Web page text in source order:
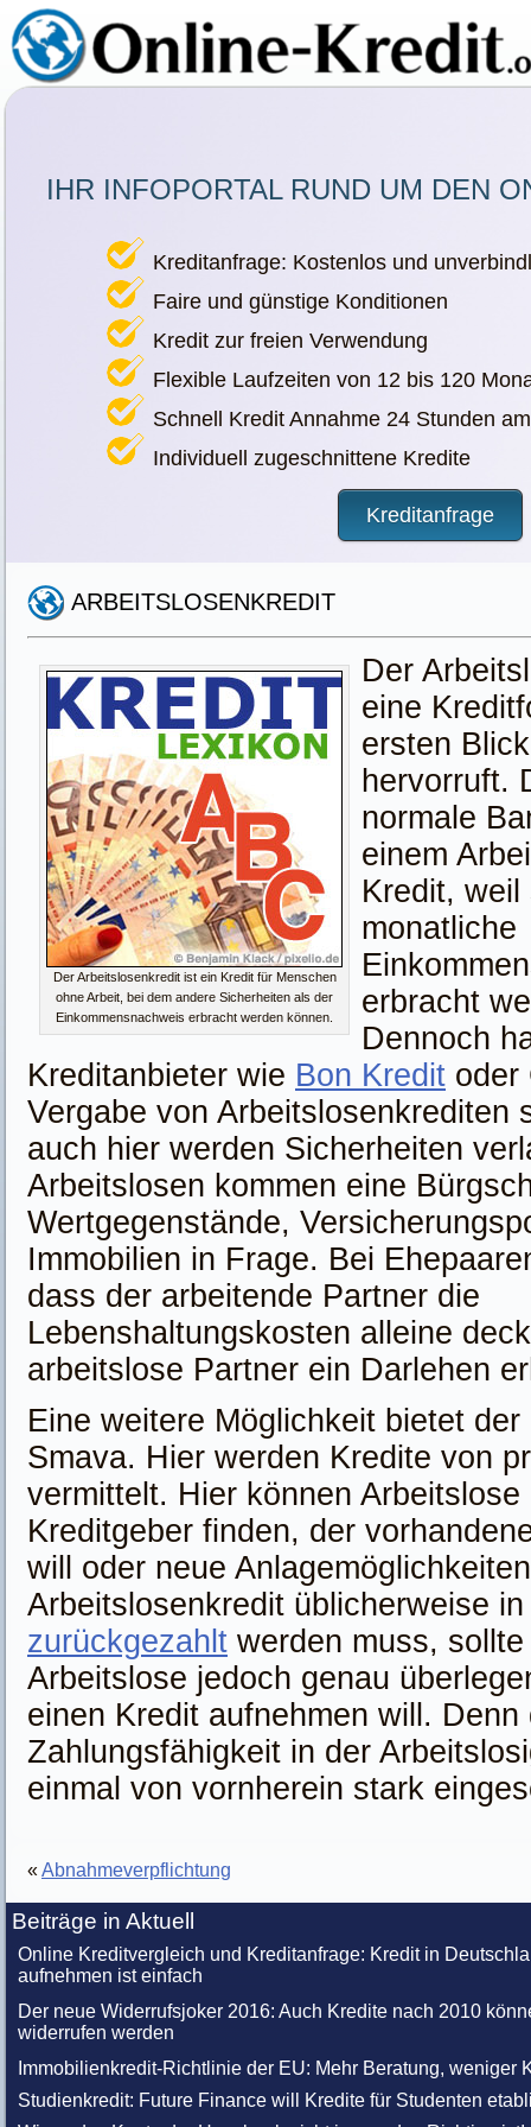
IHR INFOPORTAL RUND UM DEN
Kreditanfrage: Kostenlos und
Faire und günstige Konditionen
Kredit zur freien Verwendung
Flexible Laufzeiten von 12 bis 120
Schnell Kredit Annahme 24 Stunden
Individuell zugeschnittene Kredite
Kreditanfrage
ARBEITSLOSENKREDIT
Der Arbeitslosenkredit ist ein Kredit für Menschen
ohne Arbeit, bei dem andere Sicherheiten als der
Einkommensnachweis erbracht werden können.
Der
eine
ersten
hervorruft.
normale
einem
Kredit,
monatliche
erbracht
Dennoch
Kreditanbieter wie Bon Kredit oder
Vergabe von Arbeitslosenkrediten
auch hier werden Sicherheiten
Arbeitslosen kommen eine
Wertgegenstände,
Immobilien in Frage. Bei
dass der arbeitende Partner die
Lebenshaltungskosten alleine
arbeitslose Partner ein Darlehen
Eine weitere Möglichkeit bietet
Smava. Hier werden Kredite von
vermittelt. Hier können Arbeitslose
Kreditgeber finden, der
will oder neue
Arbeitslosenkredit üblicherweise
zurückgezahlt werden muss,
Arbeitslose jedoch genau
einen Kredit aufnehmen will. Denn
Zahlungsfähigkeit in der
einmal von vornherein stark
«Abnahmeverpflichtung
Beiträge in Aktuell
Online Kreditvergleich und Kreditanfrage: Kredit in
aufnehmen ist einfach
Der neue Widerrufsjoker 2016: Auch Kredite nach 2010
widerrufen werden
Immobilienkredit-Richtlinie der EU: Mehr Beratung, weniger
Studienkredit: Future Finance will Kredite für Studenten